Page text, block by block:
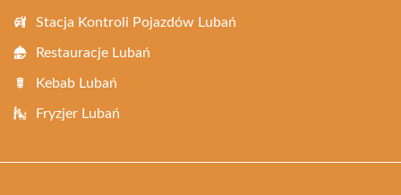
Stacja Kontroli Pojazdów Lubań
Restauracje Lubań
Kebab Lubań
Fryzjer Lubań